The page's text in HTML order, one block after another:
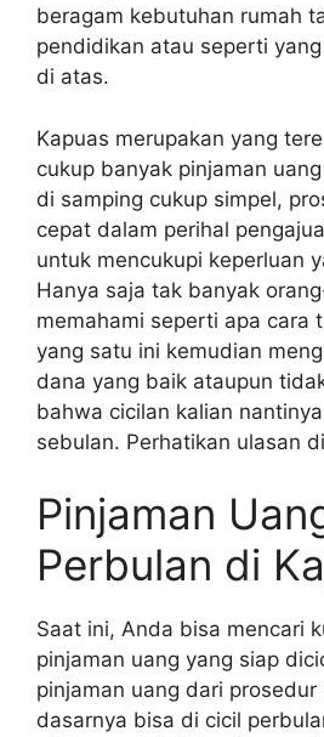
beragam kebutuhan rumah
pendidikan atau seperti
di atas.
Kapuas merupakan yang
cukup banyak pinjaman
di samping cukup simpel,
cepat dalam perihal
untuk mencukupi keperluan
Hanya saja tak banyak
memahami seperti apa cara
yang satu ini kemudian
dana yang baik ataupun
bahwa cicilan kalian
sebulan. Perhatikan ulasan
Pinjaman
Perbulan di
Saat ini, Anda bisa mencari
pinjaman uang yang siap
pinjaman uang dari
dasarnya bisa di cicil